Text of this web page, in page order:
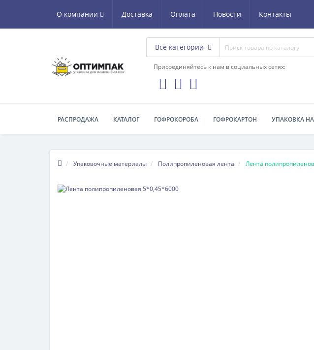
О компании Доставка Оплата Новости Контакты
Все категории
Присоединяйтесь к нам в социальных сетях:
РАСПРОДАЖА КАТАЛОГ ГОФРОКОРОБА ГОФРОКАРТОН УПАКОВКА
Упаковочные материалы Полипропиленовая лента Лента